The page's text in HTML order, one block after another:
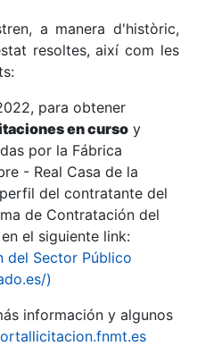
a manera d'històric,
resoltes, així com les
para obtener
en curso y
por la Fábrica
- Real Casa de la
del contratante del
de Contratación del
el siguiente link:
del Sector Público
)
información y algunos